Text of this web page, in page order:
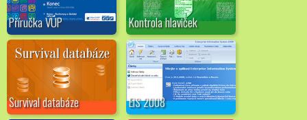
Příručka VÚP Kontrola hlaviček
Survival databáze EIS 2008